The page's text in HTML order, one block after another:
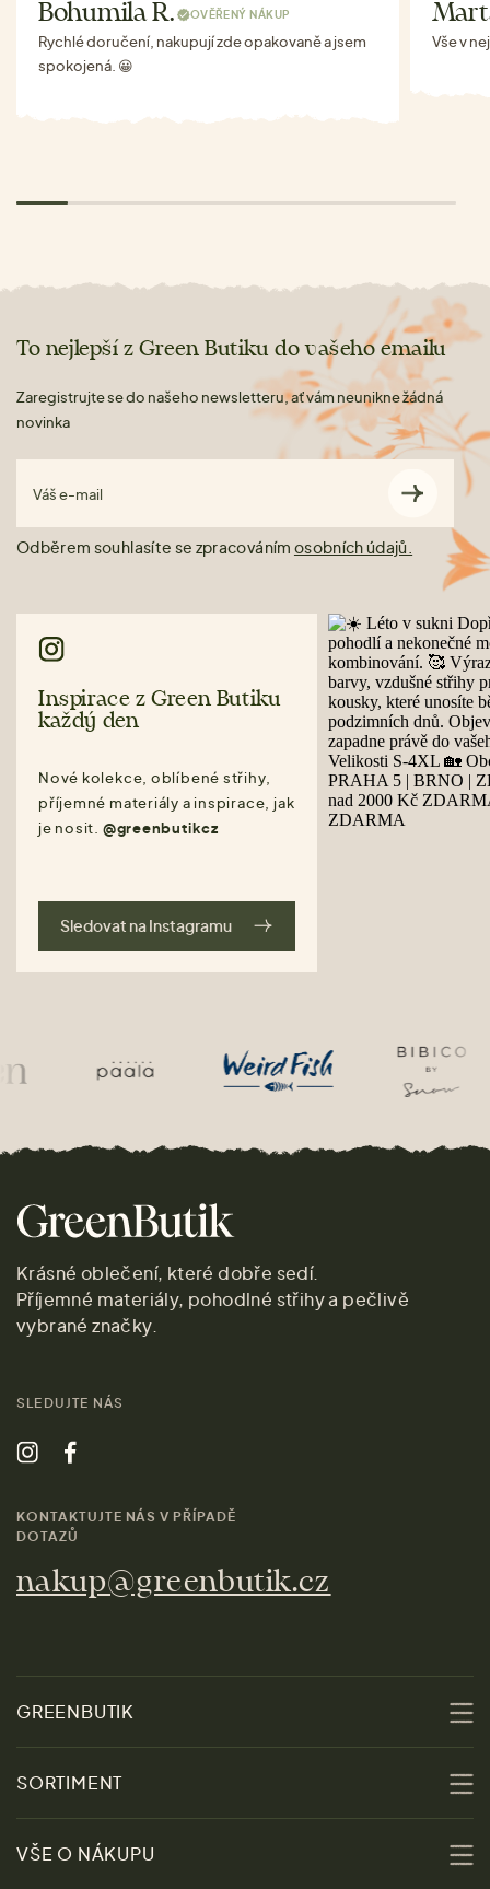
Bohumila R. OVĚŘENÝ NÁKUP
Rychlé doručení, nakupují zde opakovaně a jsem
spokojená. 😀
Vše v
To nejlepší z Green Butiku do vašeho emailu
Zaregistrujte se do našeho newsletteru, ať vám neunikne žádná
novinka
Váš e-mail
Odběrem souhlasíte se zpracováním osobních údajů.
Inspirace z Green Butiku
každý den
Nové kolekce, oblíbené střihy,
příjemné materiály a inspirace, jak
je nosit. @greenbutikcz
Sledovat na Instagramu
Krásné oblečení, které dobře sedí.
Příjemné materiály, pohodlné střihy a pečlivě
vybrané značky.
SLEDUJTE NÁS
KONTAKTUJTE NÁS V PŘÍPADĚ
DOTAZŮ
nakup@greenbutik.cz
GREENBUTIK
Udržitelnost
SORTIMENT
Slevy
VŠE O NÁKUPU